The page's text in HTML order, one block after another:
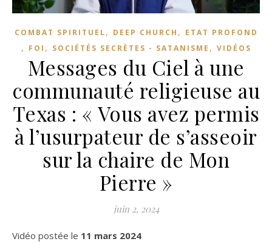
COMBAT SPIRITUEL, DEEP CHURCH , ETAT PROFOND
, FOI , SOCIÉTÉS SECRÈTES - SATANISME , VIDÉOS
Messages du Ciel à une
communauté religieuse au
Texas : « Vous avez permis
à l’usurpateur de s’asseoir
sur la chaire de Mon
Pierre »
juin 2, 2024
Vidéo postée le 11 mars 2024